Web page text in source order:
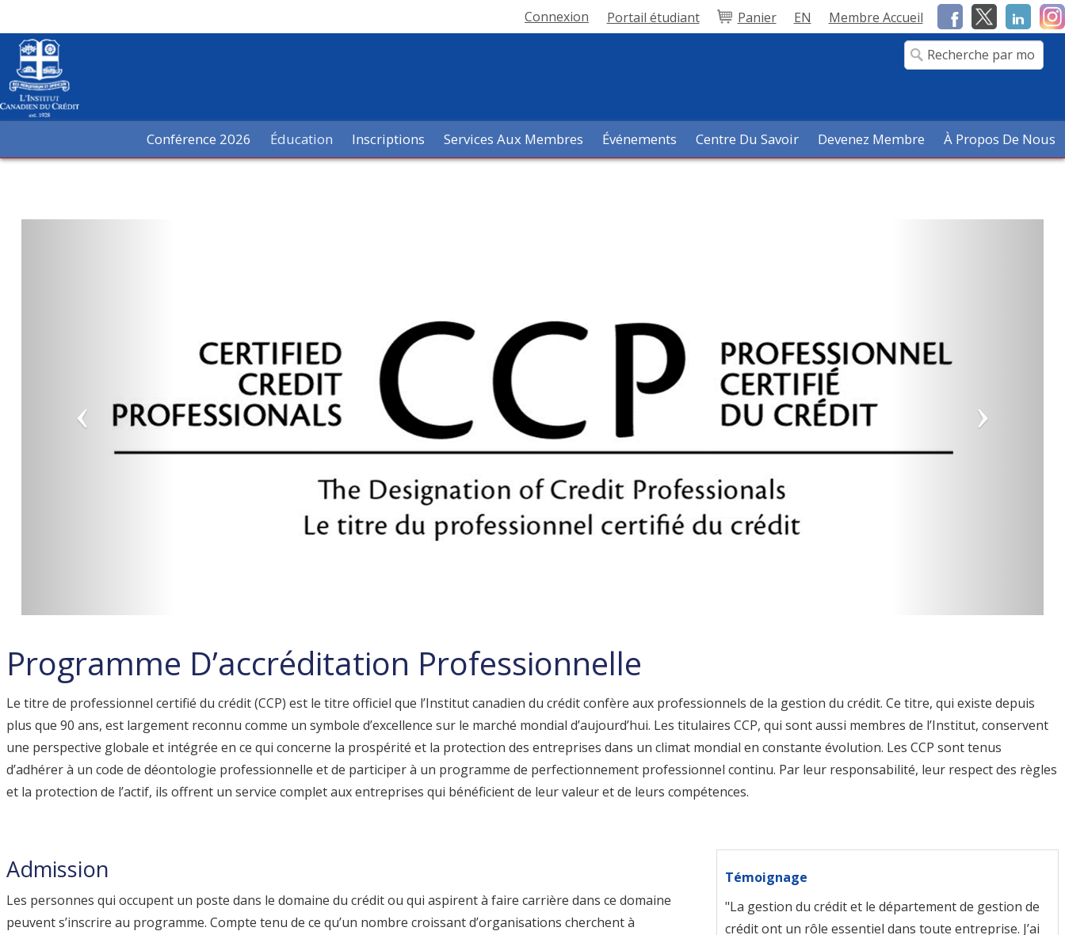
Connexion Portail étudiant Panier EN Membre Accueil
Conférence 2026 Éducation Inscriptions Services Aux Membres Événements Centre Du Savoir Devenez Membre À Propos De Nous
Programme D’accréditation Professionnelle
Le titre de professionnel certifié du crédit (CCP) est le titre officiel que l’Institut canadien du crédit confère aux professionnels de la gestion du crédit. Ce titre, qui existe depuis
plus que 90 ans, est largement reconnu comme un symbole d’excellence sur le marché mondial d’aujourd’hui. Les titulaires CCP, qui sont aussi membres de l’Institut, conservent
une perspective globale et intégrée en ce qui concerne la prospérité et la protection des entreprises dans un climat mondial en constante évolution. Les CCP sont tenus
d’adhérer à un code de déontologie professionnelle et de participer à un programme de perfectionnement professionnel continu. Par leur responsabilité, leur respect des règles
et la protection de l’actif, ils offrent un service complet aux entreprises qui bénéficient de leur valeur et de leurs compétences.
Admission
Les personnes qui occupent un poste dans le domaine du crédit ou qui aspirent à faire carrière dans ce domaine
peuvent s’inscrire au programme. Compte tenu de ce qu’un nombre croissant d’organisations cherchent à
Témoignage
"La gestion du crédit et le département de gestion de
crédit ont un rôle essentiel dans toute entreprise. J’ai